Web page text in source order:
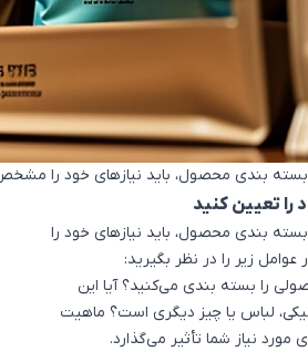
بندی محصول، باید نیازهای خود را
را تعیین کنید
بندی محصول، باید نیازهای خود را
زیر را در نظر بگیرید:
را بسته بندی می‌کنید؟ آیا این
لباس یا چیز دیگری است؟ ماهیت
نیاز شما تأثیر می‌گذارد.